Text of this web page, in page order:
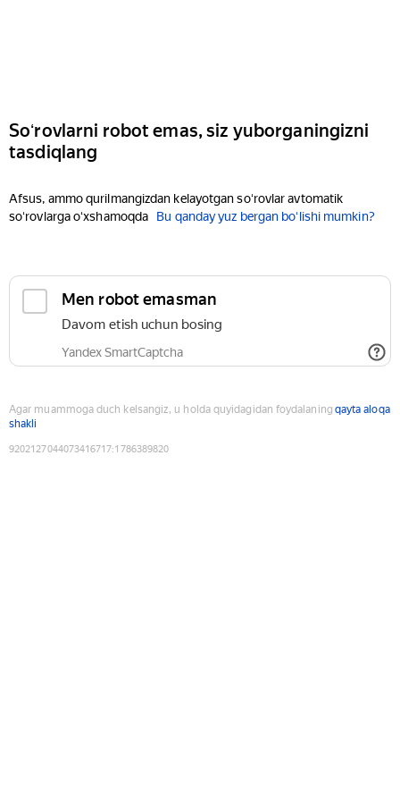
Soʻrovlarni robot emas, siz yuborganingizni
tasdiqlang
Afsus, ammo qurilmangizdan kelayotgan soʻrovlar avtomatik
soʻrovlarga oʻxshamoqda
Bu qanday yuz bergan boʻlishi mumkin?
Men robot emasman
Davom etish uchun bosing
Yandex SmartCaptcha
Agar muammoga duch kelsangiz, u holda quyidagidan foydalaning qayta aloqa
shakli
9202127044073416717:1786389820